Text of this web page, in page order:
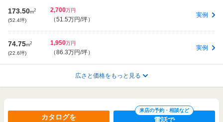
173.50m2
(52.4坪)
2,700万円
（51.5万円/坪）
実例
74.75m2
(22.6坪)
1,950万円
（86.3万円/坪）
実例
(23.2坪)
97.61m
（ 94.9万円～
広さと価格をもっと見る
カタログを
来店の予約・相談など
電話で